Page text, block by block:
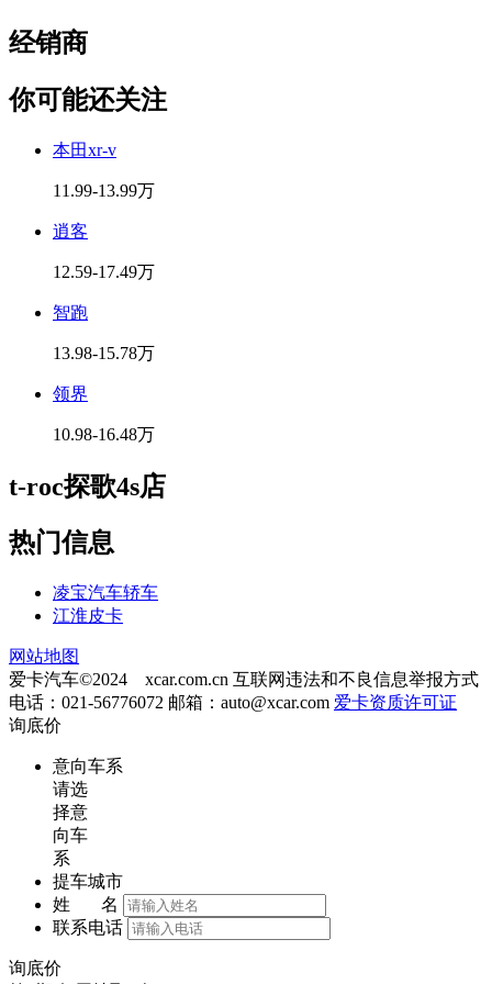
经销商
你可能还关注
本田xr-v
11.99-13.99万
逍客
12.59-17.49万
智跑
13.98-15.78万
领界
10.98-16.48万
t-roc探歌4s店
热门信息
凌宝汽车轿车
江淮皮卡
网站地图
爱卡汽车©2024 xcar.com.cn 互联网违法和不良信息举报方式
电话：021-56776072 邮箱： auto@xcar.com 爱卡资质许可证
询底价
意向车系
请选
择意
向车
系
提车城市
姓 名
联系电话
询底价